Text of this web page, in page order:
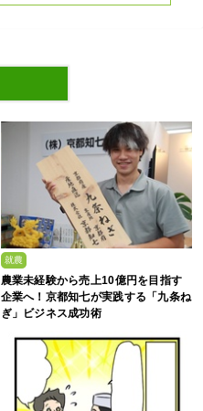
就農
農業未経験から売上10億円を目指す
企業へ！京都知七が実践する「九条ね
ぎ」ビジネス成功術